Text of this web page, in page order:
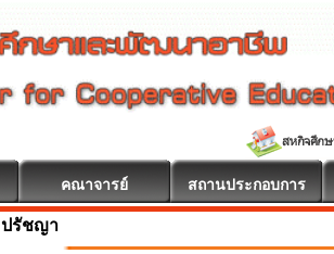
คณาจารย์ สถานประกอบการ
ปรัชญา